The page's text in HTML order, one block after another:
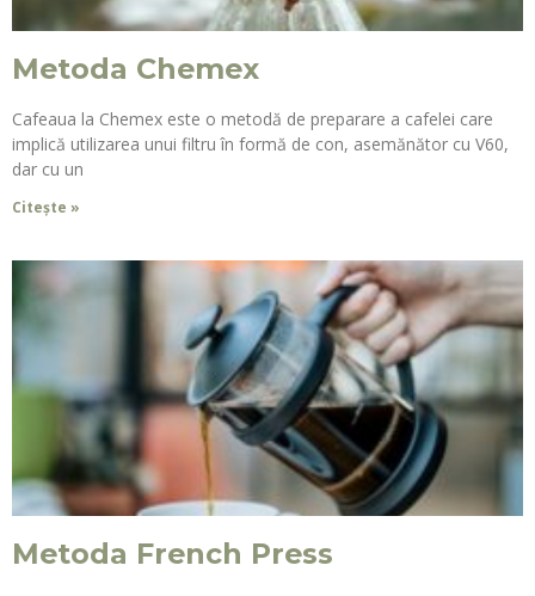
Metoda Chemex
Cafeaua la Chemex este o metodă de preparare a cafelei care
implică utilizarea unui filtru în formă de con, asemănător cu V60,
dar cu un
Citește »
Metoda French Press